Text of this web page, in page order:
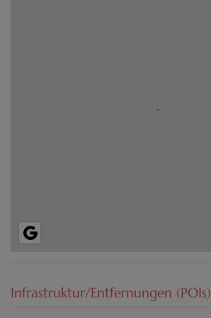
Infrastruktur/Entfernungen (POIs)